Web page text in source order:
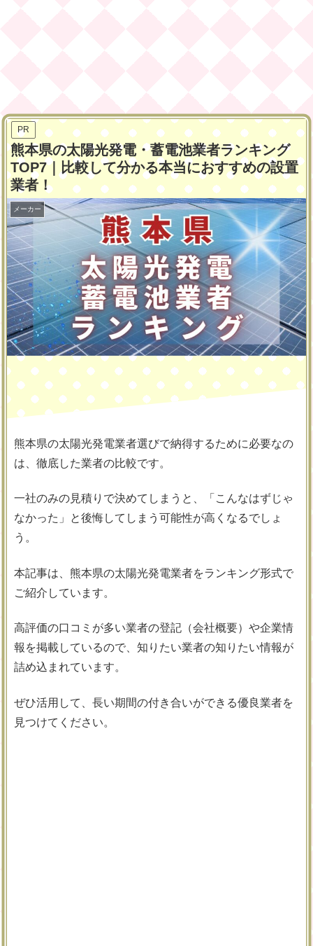
PR
熊本県の太陽光発電・蓄電池業者ランキング
TOP7｜比較して分かる本当におすすめの設置
業者！
メーカー
熊本県の太陽光発電業者選びで納得するために必要なの
は、徹底した業者の比較です。
一社のみの見積りで決めてしまうと、「こんなはずじゃ
なかった」と後悔してしまう可能性が高くなるでしょ
う。
本記事は、熊本県の太陽光発電業者をランキング形式で
ご紹介しています。
高評価の口コミが多い業者の登記（会社概要）や企業情
報を掲載しているので、知りたい業者の知りたい情報が
詰め込まれています。
ぜひ活用して、長い期間の付き合いができる優良業者を
見つけてください。